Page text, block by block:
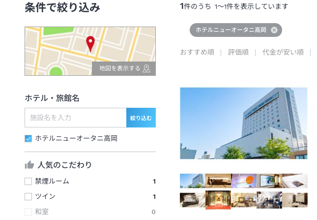
条件で絞り込み
地図を表示する
ホテル・旅館名
絞り込む
ホテルニューオータニ高岡
人気のこだわり
禁煙ルーム
1
ツイン
1
和室
0
1件のうち 1～1件を表示しています
ホテルニューオータニ高岡
おすすめ順 評価順 代金が安い順